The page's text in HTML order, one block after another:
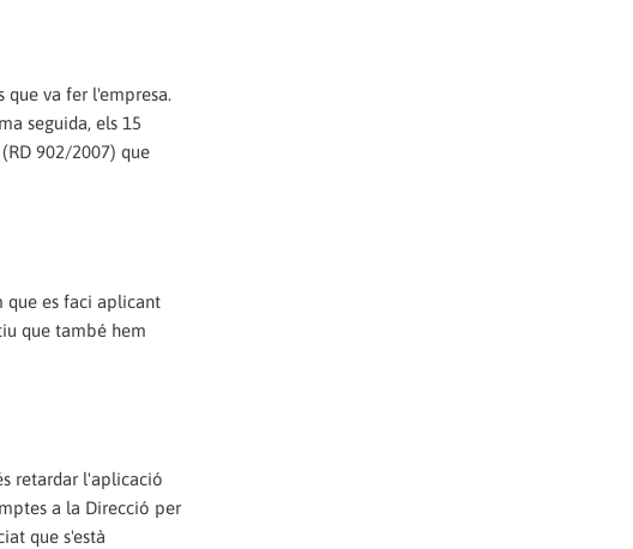
va fer l'empresa.
seguida, els 15
902/2007) que
que es faci aplicant
que també hem
retardar l'aplicació
a la Direcció per
que s'està